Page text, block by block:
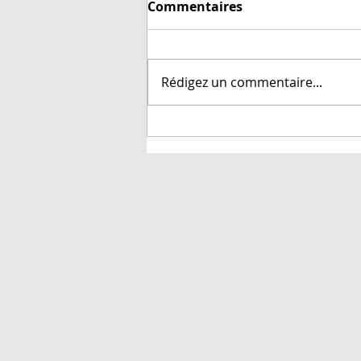
des aiguilles! Ici au Québec,
nous avons des aiguilles à
tricoter disponibles dans trois
Commentaires
Rédigez un commentaire...